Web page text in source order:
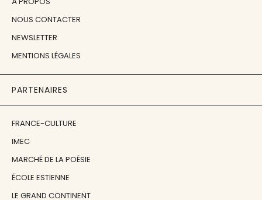
NOUS CONTACTER
NEWSLETTER
MENTIONS LÉGALES
PARTENAIRES
FRANCE-CULTURE
IMEC
MARCHÉ DE LA POÉSIE
ÉCOLE ESTIENNE
LE GRAND CONTINENT